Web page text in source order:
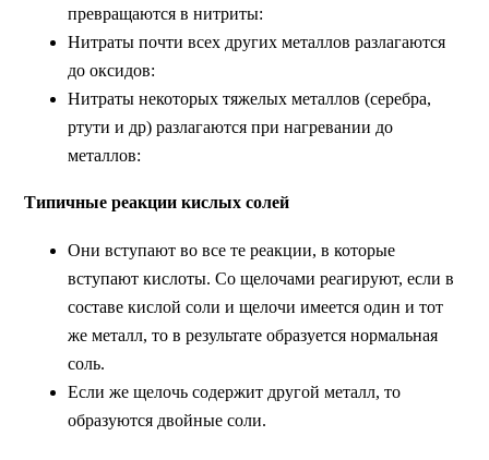
превращаются в нитриты:
Нитраты почти всех других металлов разлагаются
до оксидов:
Нитраты некоторых тяжелых металлов (серебра,
ртути и др) разлагаются при нагревании до
металлов:
Типичные реакции кислых солей
Они вступают во все те реакции, в которые
вступают кислоты. Со щелочами реагируют, если в
составе кислой соли и щелочи имеется один и тот
же металл, то в результате образуется нормальная
соль.
Если же щелочь содержит другой металл, то
образуются двойные соли.